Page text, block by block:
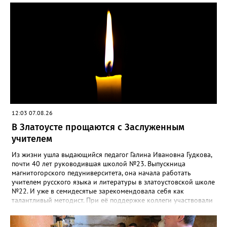
силы перед долгой зимовкой.
12:03 07.08.26
В Златоусте прощаются с Заслуженным
учителем
Из жизни ушла выдающийся педагог Галина Ивановна Гудкова,
почти 40 лет руководившая школой №23. Выпускница
магнитогорского педуниверситета, она начала работать
учителем русского языка и литературы в златоустовской школе
№22. И уже в семидесятые зарекомендовала себя как
талантливый методист. При её поддержке коллеги участвовали
«Благодаря её мудрому руководству в школе сформировался